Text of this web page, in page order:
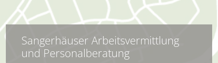
Sangerhäuser Arbeitsvermittlung
und Personalberatung